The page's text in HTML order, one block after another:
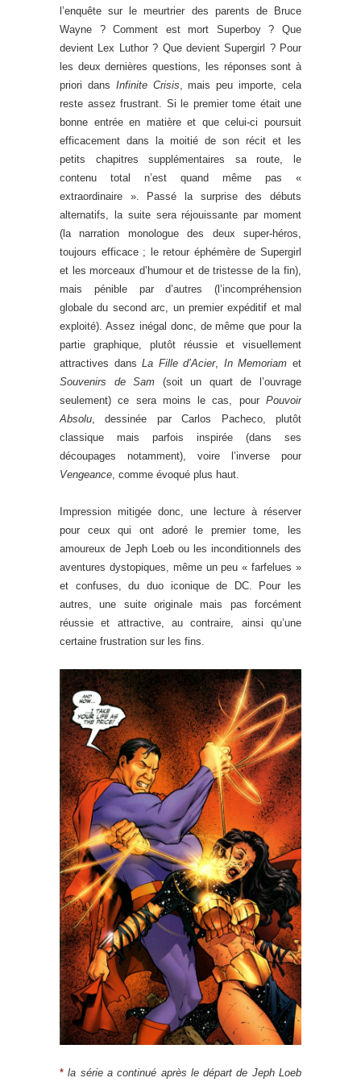
l’enquête sur le meurtrier des parents de Bruce
Wayne ? Comment est mort Superboy ? Que
devient Lex Luthor ? Que devient Supergirl ? Pour
les deux dernières questions, les réponses sont à
priori dans Infinite Crisis, mais peu importe, cela
reste assez frustrant. Si le premier tome était une
bonne entrée en matière et que celui-ci poursuit
efficacement dans la moitié de son récit et les
petits chapitres supplémentaires sa route, le
contenu total n’est quand même pas «
extraordinaire ». Passé la surprise des débuts
alternatifs, la suite sera réjouissante par moment
(la narration monologue des deux super-héros,
toujours efficace ; le retour éphémère de Supergirl
et les morceaux d’humour et de tristesse de la fin),
mais pénible par d’autres (l’incompréhension
globale du second arc, un premier expéditif et mal
exploité). Assez inégal donc, de même que pour la
partie graphique, plutôt réussie et visuellement
attractives dansLa Fille d’Acier, In Memoriam et
Souvenirs de Sam (soit un quart de l’ouvrage
seulement) ce sera moins le cas, pour Pouvoir
Absolu, dessinée par Carlos Pacheco, plutôt
classique mais parfois inspirée (dans ses
découpages notamment), voire l’inverse pour
Vengeance, comme évoqué plus haut.
Impression mitigée donc, une lecture à réserver
pour ceux qui ont adoré le premier tome, les
amoureux de Jeph Loeb ou les inconditionnels des
aventures dystopiques, même un peu « farfelues »
et confuses, du duo iconique de DC. Pour les
autres, une suite originale mais pas forcément
réussie et attractive, au contraire, ainsi qu’une
certaine frustration sur les fins.
* la série a continué après le départ de Jeph Loeb